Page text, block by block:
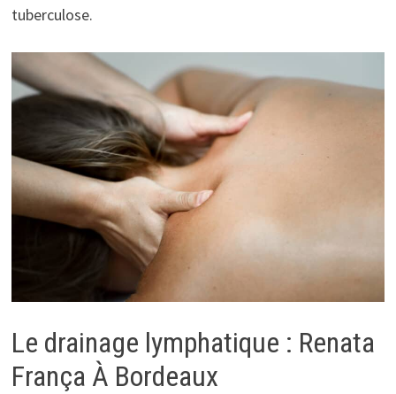
tuberculose.
Le drainage lymphatique : Renata
França À Bordeaux